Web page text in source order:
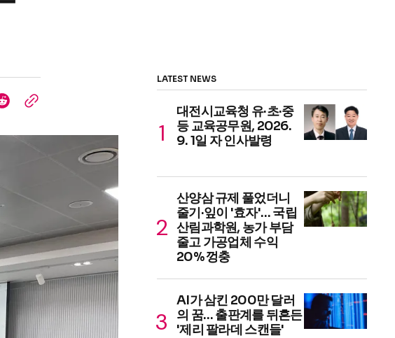
LATEST NEWS
대전시교육청 유·초·중
등 교육공무원, 2026.
9. 1일 자 인사발령
산양삼 규제 풀었더니
줄기·잎이 '효자'… 국립
산림과학원, 농가 부담
줄고 가공업체 수익
20% 껑충
AI가 삼킨 200만 달러
의 꿈… 출판계를 뒤흔든
'제리 팔라데 스캔들'